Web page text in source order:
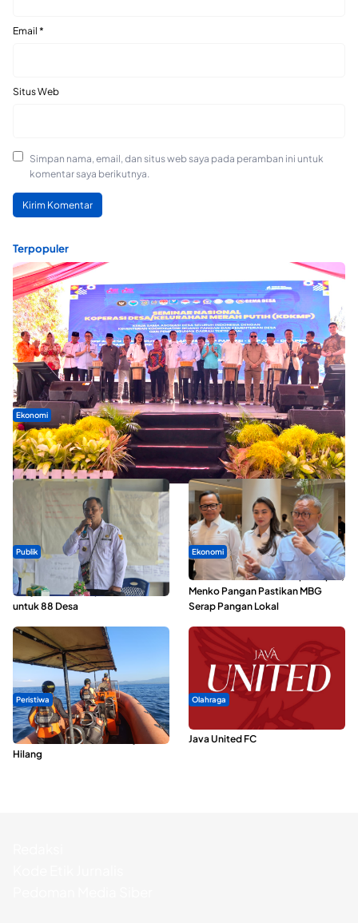
Email *
Situs Web
Simpan nama, email, dan situs web saya pada peramban ini untuk
komentar saya berikutnya.
Terpopuler
Ekonomi
Seminar di Ternate, Mendes Perkuat Sinergi Percepatan
Kopdes Merah Putih
Publik
ABDESI Morotai Apresiasi
Penyaluran ADD Rp3,13 Miliar
untuk 88 Desa
Ekonomi
SPPG di Maluku Utara Dipercepat,
Menko Pangan Pastikan MBG
Serap Pangan Lokal
Peristiwa
Dua Longboat Bertabrakan di
Perairan Taliabu, Satu Nelayan
Hilang
Olahraga
Dari Malut United Berubah Jadi
Java United FC